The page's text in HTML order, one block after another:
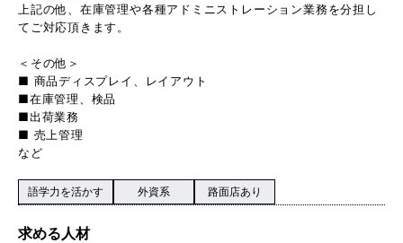
上記の他、在庫管理や各種アドミニストレーション業務を分担し
てご対応頂きます。
＜その他＞
■ 商品ディスプレイ、レイアウト
■在庫管理、検品
■出荷業務
■ 売上管理
など
語学力を活かす 外資系 路面店あり
求める人材